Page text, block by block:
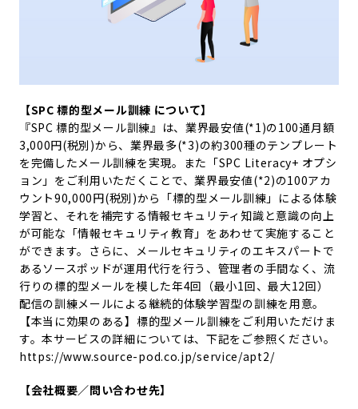
【SPC 標的型メール訓練 について】
『SPC 標的型メール訓練』は、業界最安値(*1)の100通月額
3,000円(税別)から、業界最多(*3)の約300種のテンプレート
を完備したメール訓練を実現。また「SPC Literacy+ オプシ
ョン」をご利用いただくことで、業界最安値(*2)の100アカ
ウント90,000円(税別)から「標的型メール訓練」による体験
学習と、それを補完する情報セキュリティ知識と意識の向上
が可能な「情報セキュリティ教育」をあわせて実施すること
ができます。さらに、メールセキュリティのエキスパートで
あるソースポッドが運用代行を行う、管理者の手間なく、流
行りの標的型メールを模した年4回（最小1回、最大12回）
配信の訓練メールによる継続的体験学習型の訓練を用意。
【本当に効果のある】標的型メール訓練をご利用いただけま
す。本サービスの詳細については、下記をご参照ください。
https://www.source-pod.co.jp/service/apt2/
【会社概要／問い合わせ先】